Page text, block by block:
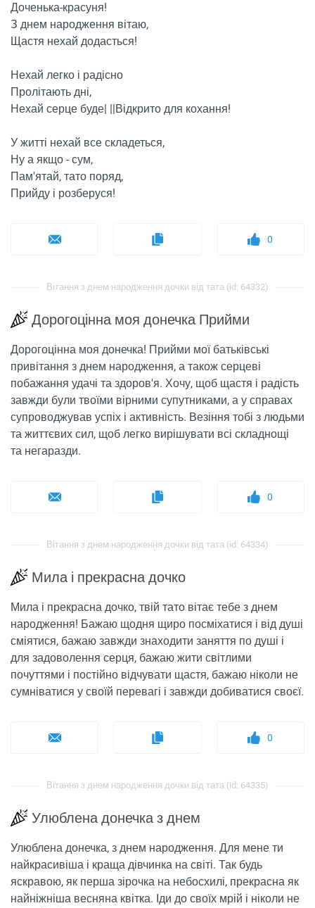
Доченька-красуня!
З днем ​​народження вітаю,
Щастя нехай додасться!
Нехай легко і радісно
Пролітають дні,
Нехай серце буде| ||Відкрито для кохання!
У житті нехай все складеться,
Ну а якщо - сум,
Пам'ятай, тато поряд,
Прийду і розберуся!
0
Вітання з днем ​​народження дочки від тата (id: 64332)
Дорогоцінна моя донечка Прийми
Дорогоцінна моя донечка! Прийми мої батьківські
привітання з днем ​​народження, а також серцеві
побажання удачі та здоров'я. Хочу, щоб щастя і радість
завжди були твоїми вірними супутниками, а у справах
супроводжував успіх і активність. Везіння тобі з людьми
та життєвих сил, щоб легко вирішувати всі складнощі
та негаразди.
0
Вітання з днем ​​народження дочки від тата (id: 64334)
Мила і прекрасна дочко
Мила і прекрасна дочко, твій тато вітає тебе з днем ​​
народження! Бажаю щодня щиро посміхатися і від душі
сміятися, бажаю завжди знаходити заняття по душі і
для задоволення серця, бажаю жити світлими
почуттями і постійно відчувати щастя, бажаю ніколи не
сумніватися у своїй перевагі і завжди добиватися своєї.
0
Вітання з днем ​​народження дочки від тата (id: 64335)
Улюблена донечка з днем
Улюблена донечка, з днем ​​народження. Для мене ти
найкрасивіша і краща дівчинка на світі. Так будь
яскравою, як перша зірочка на небосхилі, прекрасна як
найніжніша весняна квітка. Іди до своїх мрій і ніколи не